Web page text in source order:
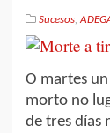
Sucesos,
O martes
morto no
de tres días